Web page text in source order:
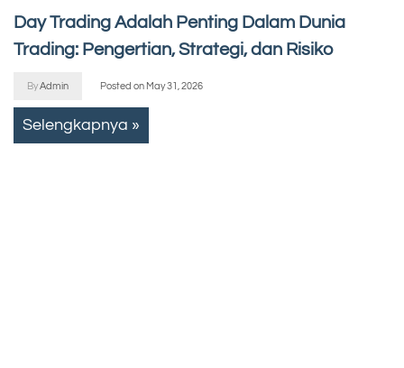
Day Trading Adalah Penting Dalam Dunia
Trading: Pengertian, Strategi, dan Risiko
ByAdmin Posted on May 31, 2026
Selengkapnya »